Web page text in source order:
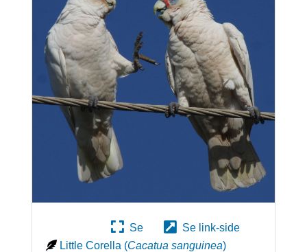
Se
Se link-side
Little Corella (Cacatua sanguinea)